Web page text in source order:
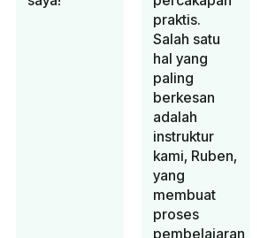
praktis.
Salah satu
hal yang
paling
berkesan
adalah
instruktur
kami, Ruben,
yang
membuat
proses
pembelajaran